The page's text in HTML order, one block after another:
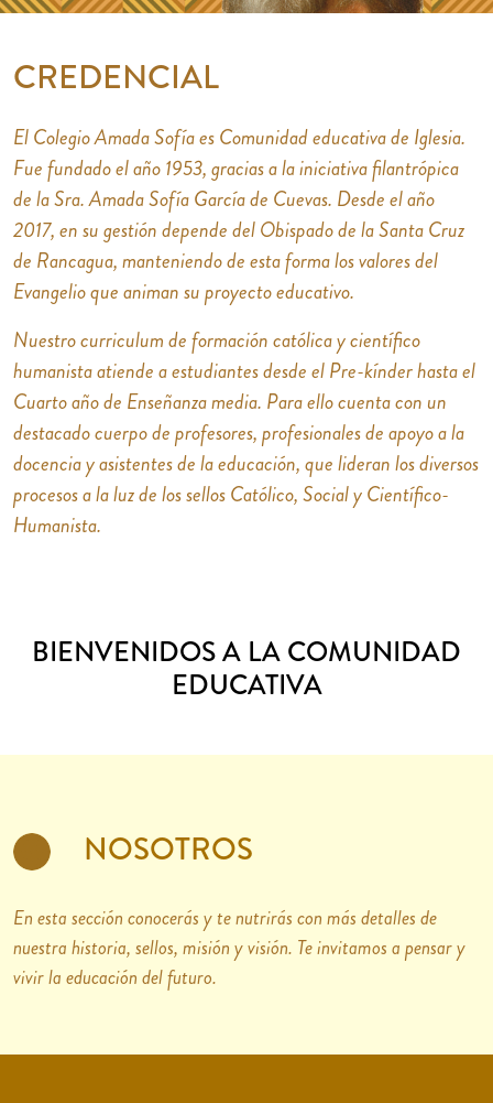
CREDENCIAL
El Colegio Amada Sofía es Comunidad educativa de Iglesia.
Fue fundado el año 1953, gracias a la iniciativa filantrópica
de la Sra. Amada Sofía García de Cuevas. Desde el año
2017, en su gestión depende del Obispado de la Santa Cruz
de Rancagua, manteniendo de esta forma los valores del
Evangelio que animan su proyecto educativo.
Nuestro curriculum de formación católica y científico
humanista atiende a estudiantes desde el Pre-kínder hasta el
Cuarto año de Enseñanza media. Para ello cuenta con un
destacado cuerpo de profesores, profesionales de apoyo a la
docencia y asistentes de la educación, que lideran los diversos
procesos a la luz de los sellos Católico, Social y Científico-
Humanista.
BIENVENIDOS A LA COMUNIDAD
EDUCATIVA
NOSOTROS
En esta sección conocerás y te nutrirás con más detalles de
nuestra historia, sellos, misión y visión. Te invitamos a pensar y
vivir la educación del futuro.